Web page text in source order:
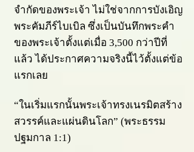
จำกัดของพระเจ้า ไม่ใช่จากการบังเอิญ
พระคัมภีร์ไบเบิล ซึ่งเป็นบันทึกพระคำ
ของพระเจ้าตั้งแต่เมื่อ 3,500 กว่าปีที่
แล้ว ได้ประกาศความจริงนี้ไว้ตั้งแต่ข้อ
แรกเลย
“ในเริ่มแรกนั้นพระเจ้าทรงเนรมิตสร้าง
สวรรค์และแผ่นดินโลก” (พระธรรม
ปฐมกาล 1:1)